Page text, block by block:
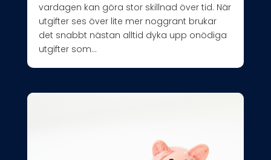
vardagen kan göra stor skillnad över tid. När
utgifter ses över lite mer noggrant brukar
det snabbt nästan alltid dyka upp onödiga
utgifter som...